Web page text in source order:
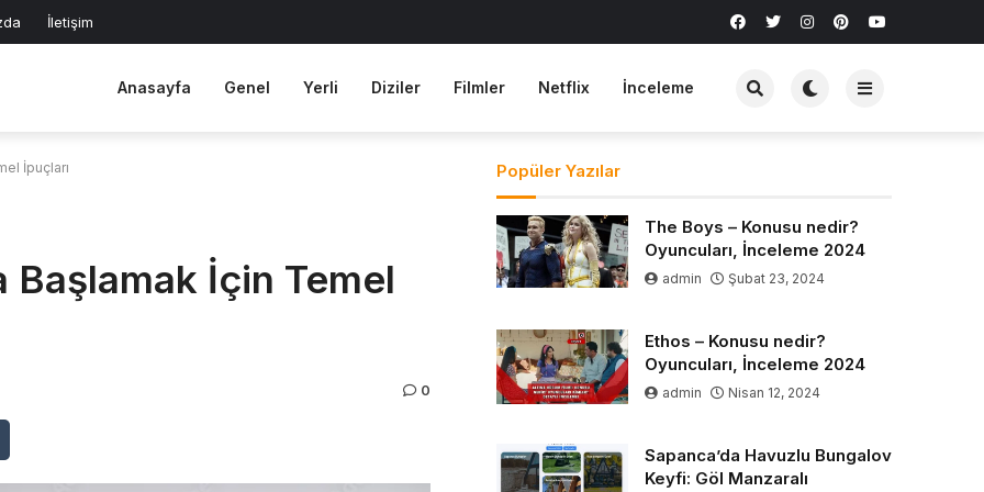
İletişim
Anasayfa Genel Yerli Diziler Filmler Netflix İnceleme
İpuçları
Başlamak İçin Temel
0
Popüler Yazılar
The Boys – Konusu nedir?
Oyuncuları, İnceleme 2024
admin Şubat 23, 2024
Ethos – Konusu nedir?
Oyuncuları, İnceleme 2024
admin Nisan 12, 2024
Sapanca’da Havuzlu Bungalov
Keyfi: Göl Manzaralı